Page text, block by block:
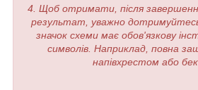
4. Щоб отримати, після
результат, уважно дотримуйтесь
значок схеми має обов'язкову
символів. Наприклад, повна
напівхрестом або